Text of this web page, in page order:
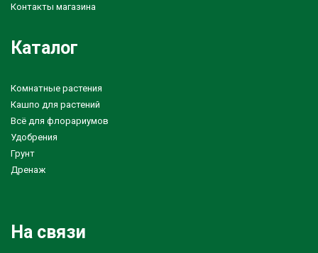
Контакты магазина
Каталог
Комнатные растения
Кашпо для растений
Всё для флорариумов
Удобрения
Грунт
Дренаж
На связи